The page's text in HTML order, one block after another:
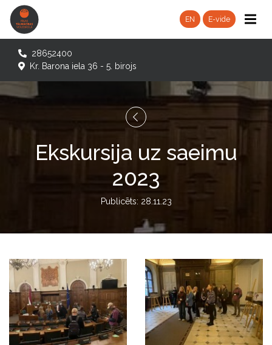
EN E-vide
28652400
Kr. Barona iela 36 - 5. birojs
Ekskursija uz saeimu
2023
Publicēts: 28.11.23